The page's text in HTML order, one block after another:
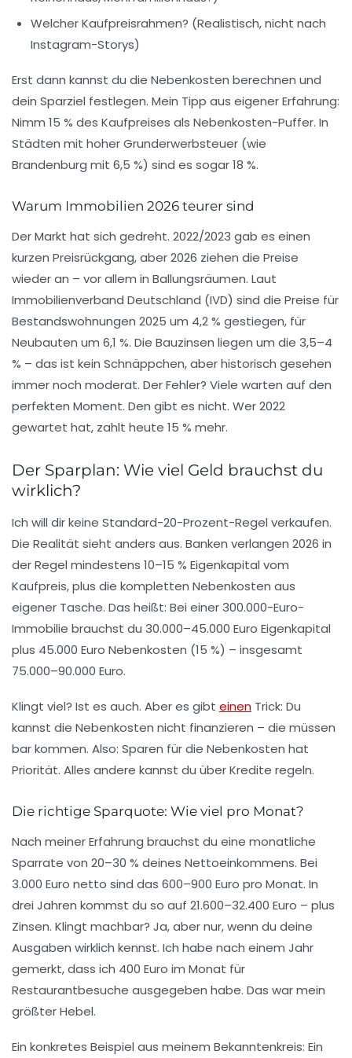
WelcherKaufpreisrahmen? (Realistisch, nicht nach
Instagram-Storys)
Erst dann kannst du die Nebenkosten berechnen und
dein Sparziel festlegen. Mein Tipp aus eigener Erfahrung:
Nimm 15 % des Kaufpreises als Nebenkosten-Puffer. In
Städten mit hoher Grunderwerbsteuer (wie
Brandenburg mit 6,5 %) sind es sogar 18 %.
Warum Immobilien 2026 teurer sind
Der Markt hat sich gedreht. 2022/2023 gab es einen
kurzen Preisrückgang, aber 2026 ziehen die Preise
wieder an – vor allem in Ballungsräumen. Laut
Immobilienverband Deutschland (IVD) sind die Preise für
Bestandswohnungen 2025 um 4,2 % gestiegen, für
Neubauten um 6,1 %. Die Bauzinsen liegen um die 3,5–4
% – das ist kein Schnäppchen, aber historisch gesehen
immer noch moderat. Der Fehler? Viele warten auf den
perfekten Moment. Den gibt es nicht. Wer 2022
gewartet hat, zahlt heute 15 % mehr.
Der Sparplan: Wie viel Geld brauchst du
wirklich?
Ich will dir keine Standard-20-Prozent-Regel verkaufen.
Die Realität sieht anders aus. Banken verlangen 2026 in
der Regel mindestens 10–15 % Eigenkapital vom
Kaufpreis, plus die kompletten Nebenkosten aus
eigener Tasche. Das heißt: Bei einer 300.000-Euro-
Immobilie brauchst du 30.000–45.000 Euro Eigenkapital
plus 45.000 Euro Nebenkosten (15 %) – insgesamt
75.000–90.000 Euro.
Klingt viel? Ist es auch. Aber es gibt einen Trick: Du
kannst die Nebenkosten nicht finanzieren – die müssen
bar kommen. Also: Sparen für die Nebenkosten hat
Priorität. Alles andere kannst du über Kredite regeln.
Die richtige Sparquote: Wie viel pro Monat?
Nach meiner Erfahrung brauchst du eine monatliche
Sparrate von 20–30 % deines Nettoeinkommens. Bei
3.000 Euro netto sind das 600–900 Euro pro Monat. In
drei Jahren kommst du so auf 21.600–32.400 Euro – plus
Zinsen. Klingt machbar? Ja, aber nur, wenn du deine
Ausgaben wirklich kennst. Ich habe nach einem Jahr
gemerkt, dass ich 400 Euro im Monat für
Restaurantbesuche ausgegeben habe. Das war mein
größter Hebel.
Ein konkretes Beispiel aus meinem Bekanntenkreis: Ein